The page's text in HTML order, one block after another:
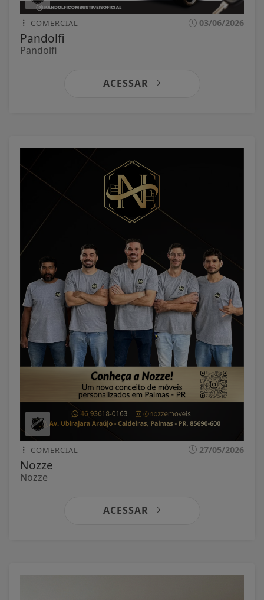
COMERCIAL 03/06/2026
Pandolfi
Pandolfi
ACESSAR
COMERCIAL 27/05/2026
Nozze
Nozze
ACESSAR